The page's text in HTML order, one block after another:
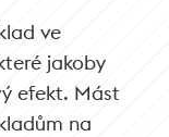
ve
jakoby
efekt. Mást
na